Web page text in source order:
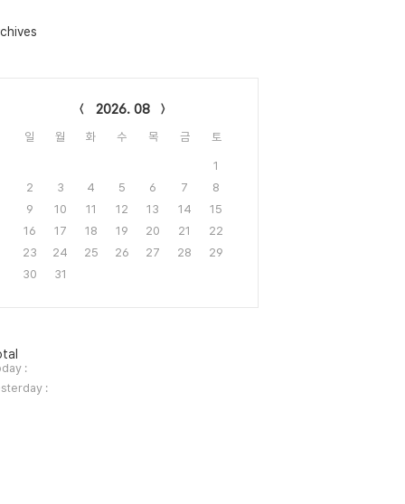
2026. 08
일 월 화 수 목 금 토
1
2
3 4 5 6 7
8
9
10 11 12 13 14
15
16
17 18 19 20 21
22
23
24 25 26 27 28
29
30
31
:
: